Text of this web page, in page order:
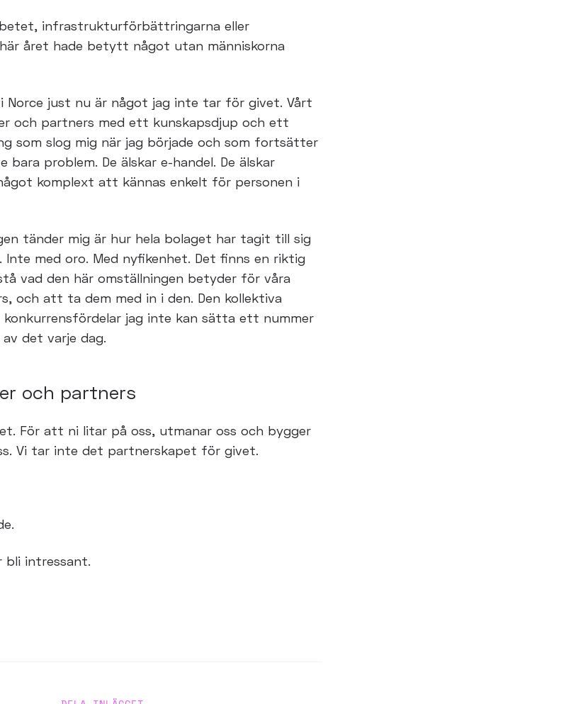
infrastrukturförbättringarna eller
här året hade betytt något utan människorna
Norce just nu är något jag inte tar för givet. Vårt
och partners med ett kunskapsdjup och ett
som slog mig när jag började och som fortsätter
bara problem. De älskar e-handel. De älskar
komplext att kännas enkelt för personen i
tänder mig är hur hela bolaget har tagit till sig
Inte med oro. Med nyfikenhet. Det finns en riktig
vad den här omställningen betyder för våra
och att ta dem med in i den. Den kollektiva
jag inte kan sätta ett nummer
det varje dag.
och partners
För att ni litar på oss, utmanar oss och bygger
Vi tar inte det partnerskapet för givet.
bli intressant.